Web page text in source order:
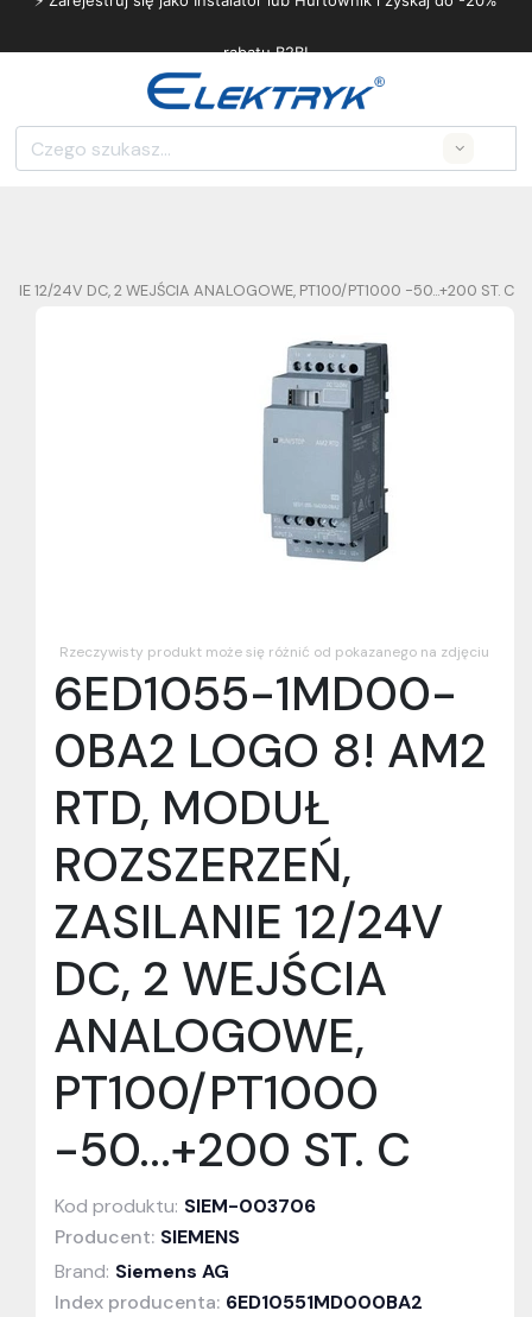
rabatu B2B!
12/24V DC, 2 WEJŚCIA ANALOGOWE, PT100/PT1000 -50...+200 ST. C
Rzeczywisty produkt może się różnić od pokazanego na zdjęciu
6ED1055-1MD00-
0BA2 LOGO 8! AM2
RTD, MODUŁ
ROZSZERZEŃ,
ZASILANIE 12/24V
DC, 2 WEJŚCIA
ANALOGOWE,
PT100/PT1000
-50...+200 ST. C
Kod produktu: SIEM-003706
Producent: SIEMENS
Brand: Siemens AG
Index producenta: 6ED10551MD000BA2